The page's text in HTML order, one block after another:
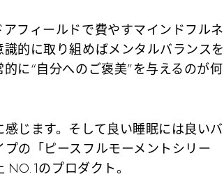
フィールドで費やすマインドフルネ
的に取り組めばメンタルバランスを
に“自分へのご褒美”を与えるのが何
じます。そして良い睡眠には良いバ
の「ピースフルモーメントシリー
のプロダクト。